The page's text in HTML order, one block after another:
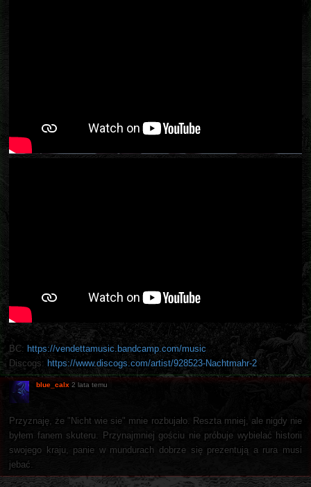
BC: https://vendettamusic.bandcamp.com/music
Discogs: https://www.discogs.com/artist/928523-Nachtmahr-2
blue_calx 2 lata temu
Przyznaję, że "Nicht wie sie" mnie rozbujało. Reszta mniej, ale nigdy nie
byłem fanem skuteru. Przynajmniej gościu nie próbuje wybielać historii
swojego kraju, panie w mundurach dobrze się prezentują a rura musi
jebać.